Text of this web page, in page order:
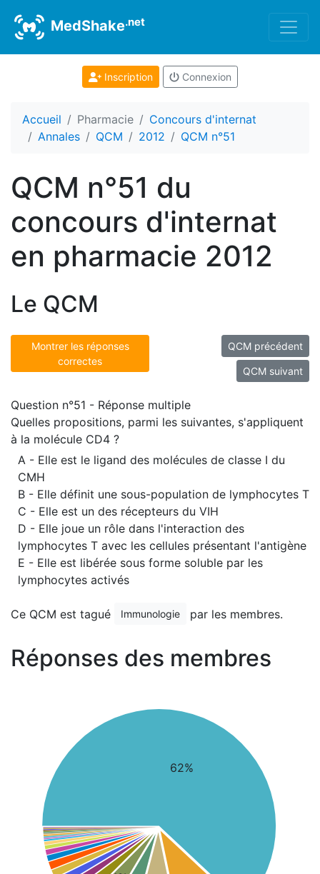
MedShake.net
Inscription Connexion
Accueil Pharmacie
Concours d'internat
Annales
QCM 2012 QCM n°51
QCM n°51 du
concours d'internat
en pharmacie 2012
Le QCM
Montrer les réponses
correctes
QCM précédent
QCM suivant
Question n°51 - Réponse multiple
Quelles propositions, parmi les suivantes, s'appliquent
à la molécule CD4 ?
A - Elle est le ligand des molécules de classe I du
CMH
B - Elle définit une sous-population de lymphocytes T
C - Elle est un des récepteurs du VIH
D - Elle joue un rôle dans l'interaction des
lymphocytes T avec les cellules présentant l'antigène
E - Elle est libérée sous forme soluble par les
lymphocytes activés
Ce QCM est tagué Immunologie par les membres.
Réponses des membres
62%